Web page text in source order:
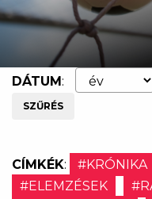
DÁTUM:
SZŰRÉS
CÍMKÉK: #KRÓNIKA
#ELEMZÉSEK